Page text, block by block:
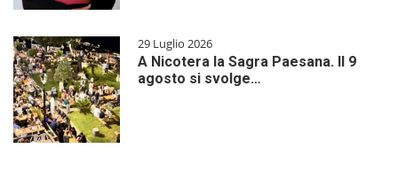
29 Luglio 2026
A Nicotera la Sagra Paesana. Il 9
agosto si svolge…